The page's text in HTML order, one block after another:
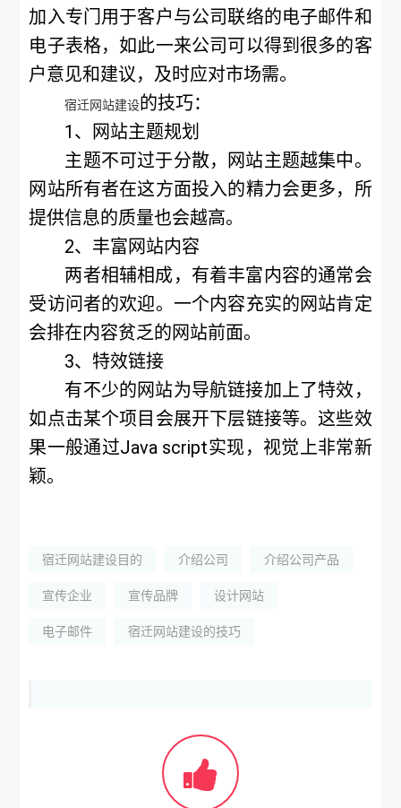
加入专门用于客户与公司联络的电子邮件和
电子表格，如此一来公司可以得到很多的客
户意见和建议，及时应对市场需。
宿迁网站建设的技巧：
1、网站主题规划
主题不可过于分散，网站主题越集中。
网站所有者在这方面投入的精力会更多，所
提供信息的质量也会越高。
2、丰富网站内容
两者相辅相成，有着丰富内容的通常会
受访问者的欢迎。一个内容充实的网站肯定
会排在内容贫乏的网站前面。
3、特效链接
有不少的网站为导航链接加上了特效，
如点击某个项目会展开下层链接等。这些效
果一般通过Java script实现，视觉上非常新
颖。
宿迁网站建设目的 介绍公司 介绍公司产品
宣传企业 宣传品牌 设计网站
电子邮件 宿迁网站建设的技巧